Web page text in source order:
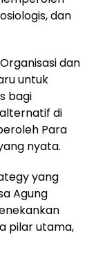
dan
dan
untuk
bagi
di
Para
nyata.
yang
Agung
pilar utama,